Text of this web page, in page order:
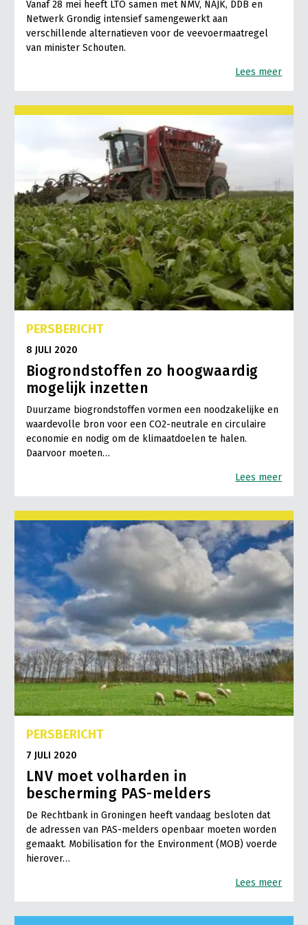
Vanaf 28 mei heeft LTO samen met NMV, NAJK, DDB en
Netwerk Grondig intensief samengewerkt aan
verschillende alternatieven voor de veevoermaatregel
van minister Schouten.
Lees meer
PERSBERICHT
8 JULI 2020
Biogrondstoffen zo hoogwaardig
mogelijk inzetten
Duurzame biogrondstoffen vormen een noodzakelijke en
waardevolle bron voor een CO2-neutrale en circulaire
economie en nodig om de klimaatdoelen te halen.
Daarvoor moeten…
Lees meer
PERSBERICHT
7 JULI 2020
LNV moet volharden in
bescherming PAS-melders
De Rechtbank in Groningen heeft vandaag besloten dat
de adressen van PAS-melders openbaar moeten worden
gemaakt. Mobilisation for the Environment (MOB) voerde
hierover…
Lees meer